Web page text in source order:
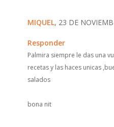
MIQUEL, 23 DE
Responder
Palmira siempre le das una
recetas y las haces unicas
salados
bona nit